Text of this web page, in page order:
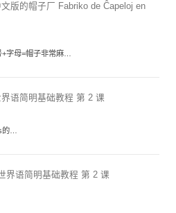
文版的帽子厂 Fabriko de Ĉapeloj en
字母=帽子非常麻…
语简明基础教程 第 2 课
的…
界语简明基础教程 第 2 课